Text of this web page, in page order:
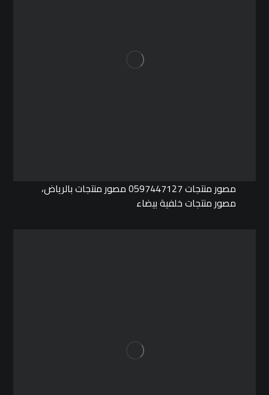
مصور منتجات 0597447127 مصور منتجات بالرياض،
مصور منتجات خلفية بيضاء